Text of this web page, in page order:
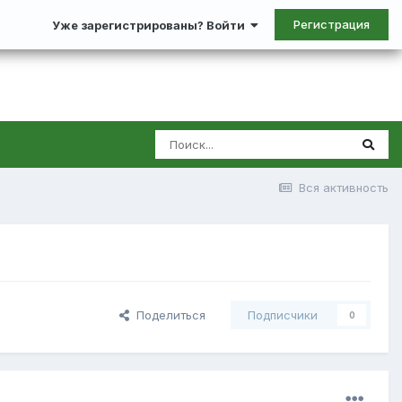
Уже зарегистрированы? Войти Регистрация
Вся активность
Поделиться Подписчики 0